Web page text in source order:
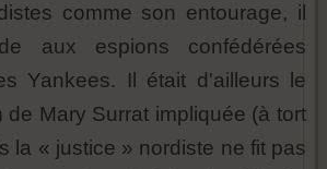
comme son entourage, il
aux espions confédérées
Yankees. Il était d'ailleurs le
de Mary Surrat impliquée (à tort
la « justice » nordiste ne fit pas